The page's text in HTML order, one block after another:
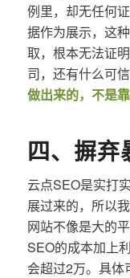
例里，却无任何
据作为展示，这
取，根本无法证
司，还有什么可信
做出来的，不是靠
四、摒弃
云点SEO是实打
展过来的，所以
网站不像是大的
SEO的成本加上
会超过2万。具体